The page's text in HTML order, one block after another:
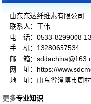
山东东达纤维素有限公司
联系人：王伟
电 话：0533-8299008
手 机：13280657534
邮 箱：
网 址：https://
地 址：山东省淄博市周
更多专业知识